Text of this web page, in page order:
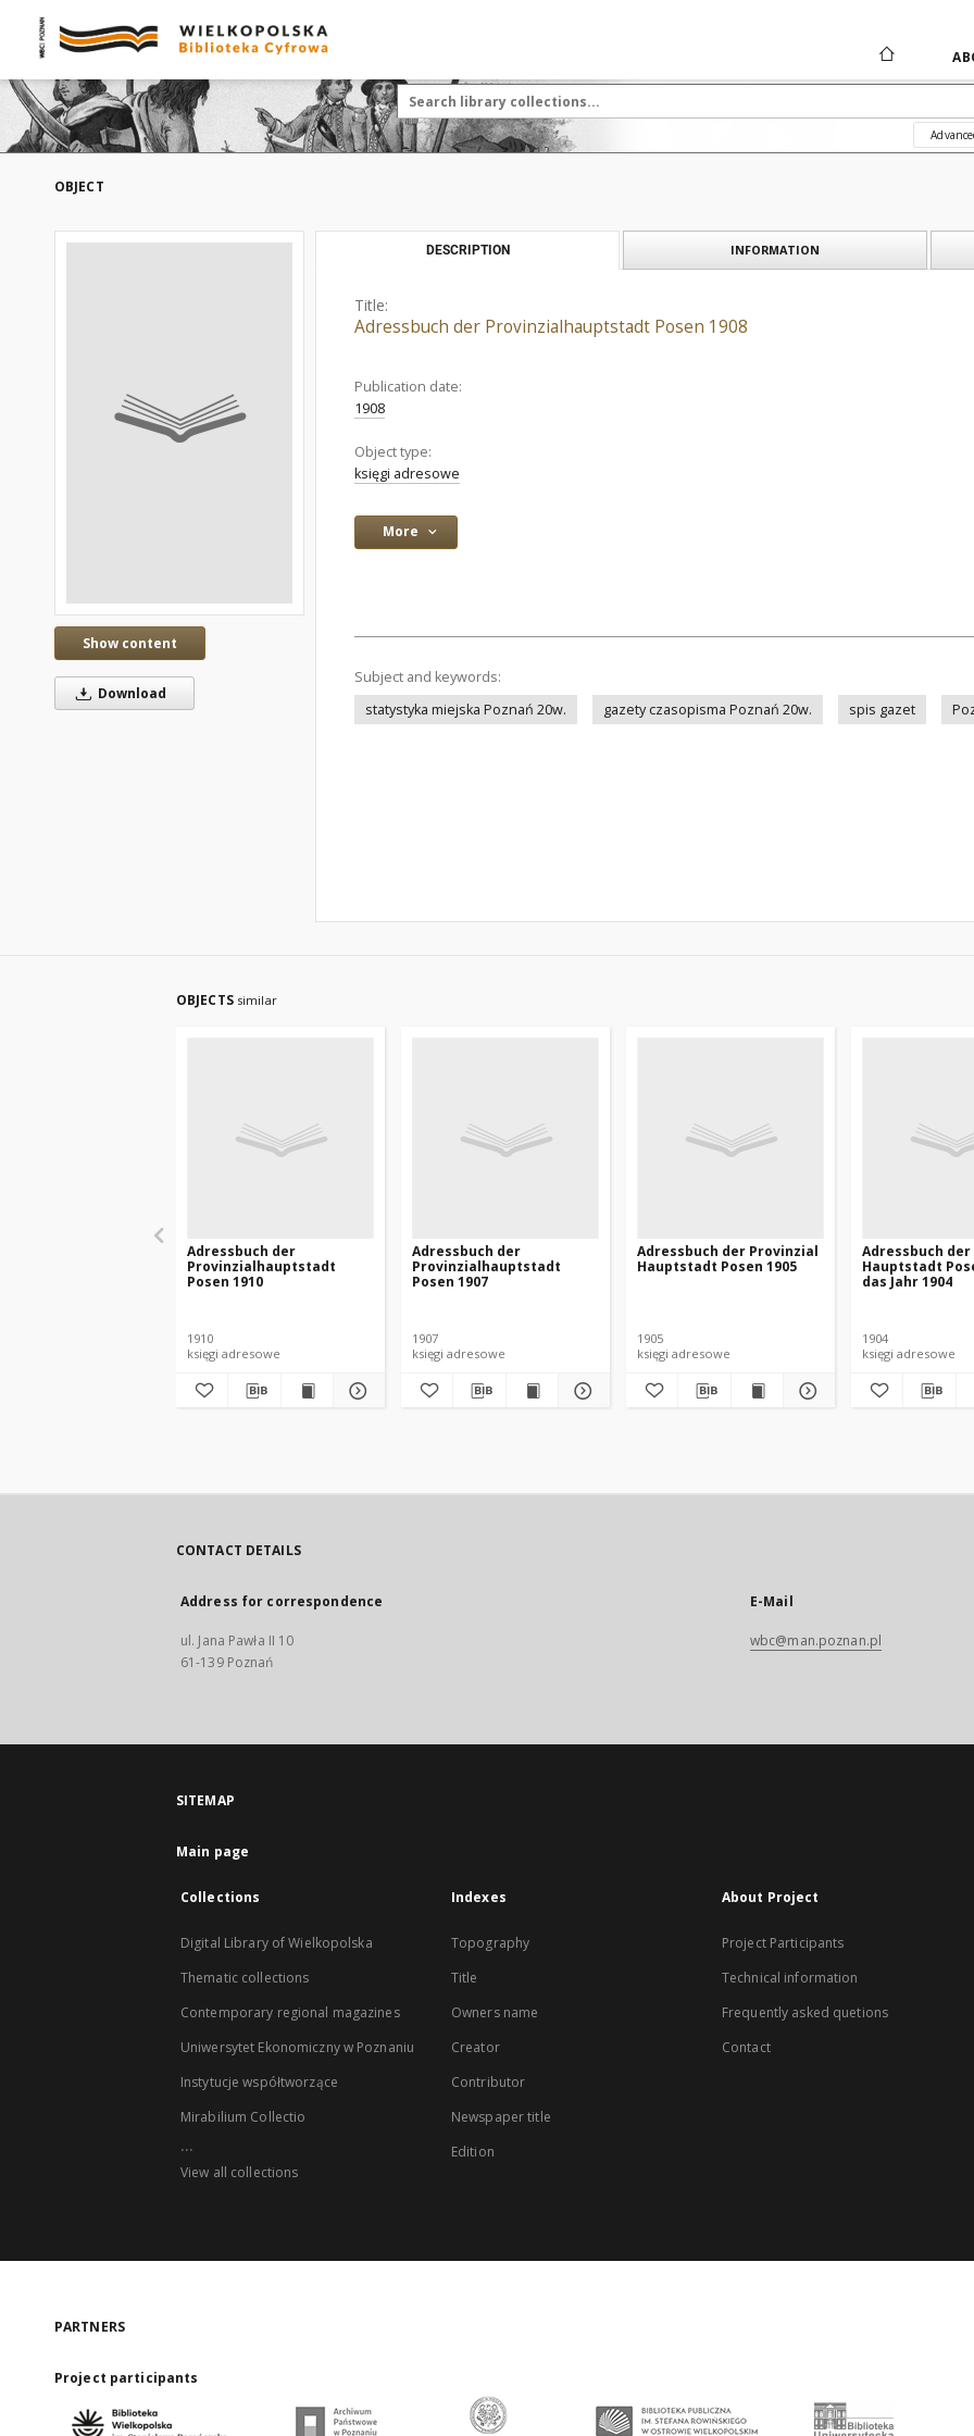
OBJECT
Show content
Download
DESCRIPTION INFORMATION
Title:
Adressbuch der Provinzialhauptstadt Posen 1908
Publication date:
1908
Object type:
księgi adresowe
More
Subject and keywords:
statystyka miejska Poznań 20w.
gazety czasopisma Poznań 20w. spis gazet
OBJECTS similar
Adressbuch der
Provinzialhauptstadt
Posen 1910
1910
księgi adresowe
Adressbuch der
Provinzialhauptstadt
Posen 1907
1907
księgi adresowe
Adressbuch der Provinzial
Hauptstadt Posen 1905
1905
księgi adresowe
Adressbuch
Hauptstadt
das Jahr 1904
1904
księgi adresowe
CONTACT DETAILS
Address for correspondence
ul. Jana Pawła II 10
61-139 Poznań
E-Mail
wbc@man.poznan.pl
SITEMAP
Main page
Collections
Digital Library of Wielkopolska
Thematic collections
Contemporary regional magazines
Uniwersytet Ekonomiczny w Poznaniu
Instytucje współtworzące
Mirabilium Collectio
...
View all collections
Indexes
Topography
Title
Owners name
Creator
Contributor
Newspaper title
Edition
About Project
Project Participants
Technical information
Frequently asked quetions
Contact
PARTNERS
Project participants